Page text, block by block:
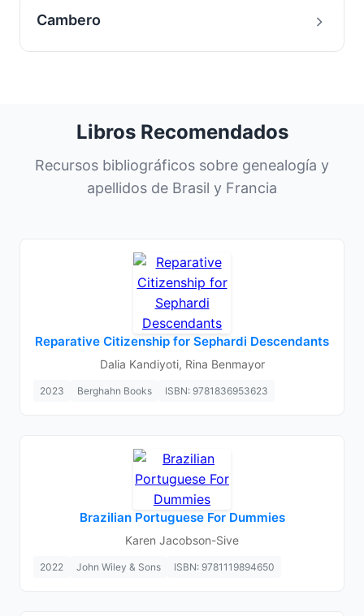
Cambero
Libros Recomendados
Recursos bibliográficos sobre genealogía y
apellidos de Brasil y Francia
Reparative Citizenship for Sephardi Descendants
Dalia Kandiyoti, Rina Benmayor
2023 Berghahn Books ISBN: 9781836953623
Brazilian Portuguese For Dummies
Karen Jacobson-Sive
2022 John Wiley & Sons ISBN: 9781119894650